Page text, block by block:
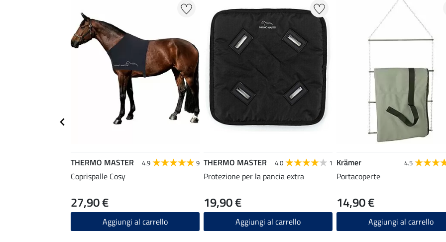
THERMO MASTER 4.9 9
Coprispalle Cosy
27,90 €
Aggiungi al carrello
THERMO MASTER 4.0 1
Protezione per la pancia extra
19,90 €
Aggiungi al carrello
Krämer 4.5
Portacoperte
14,90 €
Aggiungi al carrello